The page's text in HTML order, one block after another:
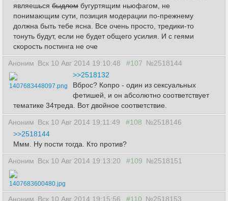
являешься быдлом бугуртящим ньюфагом, не
понимающим сути, позиция модерации по-прежнему
должна быть тебе ясна. Все очень просто, тредики-то
тонуть будут, если не будет общего усилия. И с геями
скорость постинга не оче
Аноним Вск 10 Авг 2014 19:10:48 #107 №2518144
1407683448097.png
>>2518132
Вброс? Копро - один из сексуальных
фетишей, и он абсолютно соответствует
тематике 34треда. Вот двойное соответствие.
Аноним Вск 10 Авг 2014 19:11:49 #108 №2518146
>>2518144
Ммм. Ну пости тогда. Кто против?
Аноним Вск 10 Авг 2014 19:13:20 #109 №2518151
1407683600480.jpg
Аноним Вск 10 Авг 2014 19:15:56 #110 №2518153